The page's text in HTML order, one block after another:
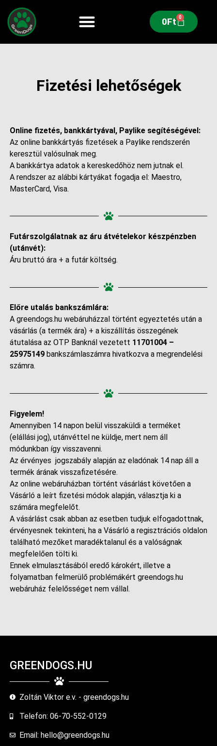
0Ft 0
Fizetési lehetőségek
Online fizetés, bankkártyával, Paylike segítéségével:
Az online bankkártyás fizetések a Paylike rendszerén
keresztül valósulnak meg.
A bankkártya adatok a kereskedőhöz nem jutnak el.
A rendszer az alábbi kártyákat fogadja el: Maestro,
MasterCard, Visa.
Futárszolgálatnak az áru átvételekor készpénzben
(utánvét):
Áru bruttó ára + a futár költség.
Előre utalás bankszámlára:
A greendogs.hu webáruházzal történt egyeztetés után a
vásárlás (a termék ára) + a kiszállítás összegének
átutalása az OTP Banknál vezetett 11701004 –
25975149 bankszámlaszámra hivatkozva a megrendelési
számra.
Figyelem!
Amennyiben 14 napon belül visszaküldi a terméket
(elállási jog), utánvéttel ne küldje, mert nem áll
módunkban így visszavenni.
Az érvényes jogszabály alapján az eladónak 14 nap áll a
termék árának visszafizetésére.
Az online webáruházban történt vásárlást követően a
Vásárló a leírt fizetési módok alapján, választja ki a
számára megfelelőt.
A vásárlást csak abban az esetben tudjuk elfogadottnak,
érvényesnek tekinteni, ha a Vásárló a regisztrációs oldalon
található mezőket maradéktalanul és a valóságnak
megfelelően tölti ki.
Ennek elmulasztásából eredő károkért, illetve a
folyamatban felmerülő problémákért greendogs.hu
webáruház felelősséget nem vállal.
GREENDOGS.HU
Zoltán Viktor e.v. - greendogs.hu
Telefon: 06-70-552-0129
Email: hello@greendogs.hu